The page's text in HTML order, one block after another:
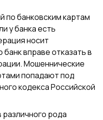
по банковским картам
у банка есть
носит
вправе отказать в
Мошеннические
попадают под
кодекса Российской
рода